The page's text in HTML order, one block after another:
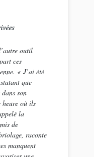
outil
ces
« J’ai été
que
son
heure où ils
la
de
, raconte
manquent